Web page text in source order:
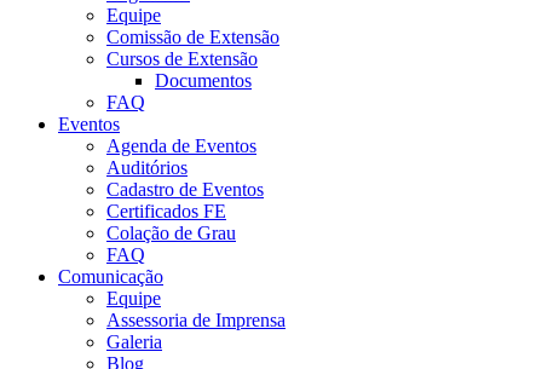
Equipe
Comissão de Extensão
Cursos de Extensão
Documentos
FAQ
Eventos
Agenda de Eventos
Auditórios
Cadastro de Eventos
Certificados FE
Colação de Grau
FAQ
Comunicação
Equipe
Assessoria de Imprensa
Galeria
Blog